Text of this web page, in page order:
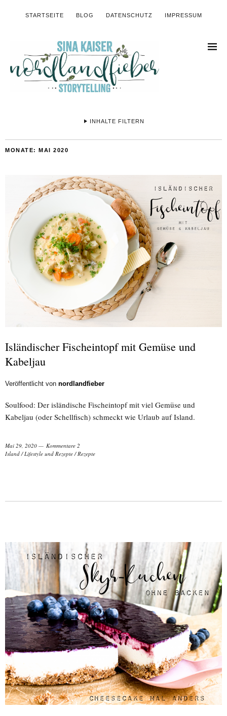
STARTSEITE BLOG DATENSCHUTZ IMPRESSUM
INHALTE FILTERN
MONATE: MAI 2020
Isländischer Fischeintopf mit Gemüse und
Kabeljau
Veröffentlicht von nordlandfieber
Soulfood: Der isländische Fischeintopf mit viel Gemüse und
Kabeljau (oder Schellfisch) schmeckt wie Urlaub auf Island.
Mai 29, 2020
Kommentare 2
Island / Lifestyle und Rezepte /Rezepte